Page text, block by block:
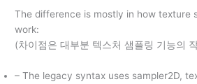
The difference is mostly in how texture
work:
(차이점은 대부분 텍스처 샘플링 기능의
– The legacy syntax uses sampler2D,